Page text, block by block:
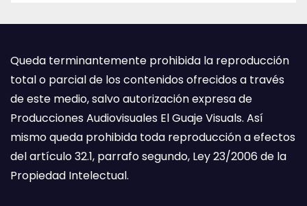
Queda terminantemente prohibida la reproducción
total o parcial de los contenidos ofrecidos a través
de este medio, salvo autorización expresa de
Producciones Audiovisuales El Guaje Visuals. Así
mismo queda prohibida toda reproducción a efectos
del artículo 32.1, parrafo segundo, Ley 23/2006 de la
Propiedad Intelectual.